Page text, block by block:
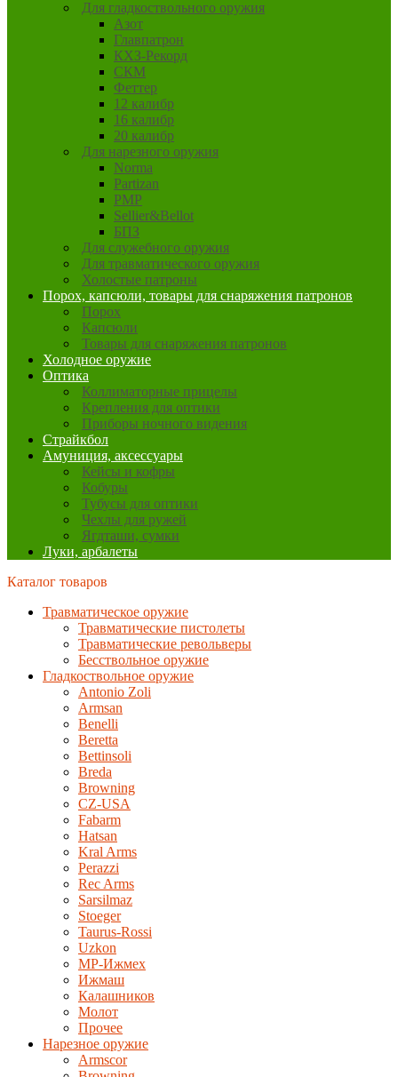
Для гладкоствольного оружия
Азот
Главпатрон
КХЗ-Рекорд
СКМ
Феттер
12 калибр
16 калибр
20 калибр
Для нарезного оружия
Norma
Partizan
PMP
Sellier&Bellot
БПЗ
Для служебного оружия
Для травматического оружия
Холостые патроны
Порох, капсюли, товары для снаряжения патронов
Порох
Капсюли
Товары для снаряжения патронов
Холодное оружие
Оптика
Коллиматорные прицелы
Крепления для оптики
Приборы ночного видения
Страйкбол
Амуниция, аксессуары
Кейсы и кофры
Кобуры
Тубусы для оптики
Чехлы для ружей
Ягдташи, сумки
Луки, арбалеты
Каталог товаров
Травматическое оружие
Травматические пистолеты
Травматические револьверы
Бесствольное оружие
Гладкоствольное оружие
Antonio Zoli
Armsan
Benelli
Beretta
Bettinsoli
Breda
Browning
CZ-USA
Fabarm
Hatsan
Kral Arms
Perazzi
Rec Arms
Sarsilmaz
Stoeger
Taurus-Rossi
Uzkon
MP-Ижмех
Ижмаш
Калашников
Молот
Прочее
Нарезное оружие
Armscor